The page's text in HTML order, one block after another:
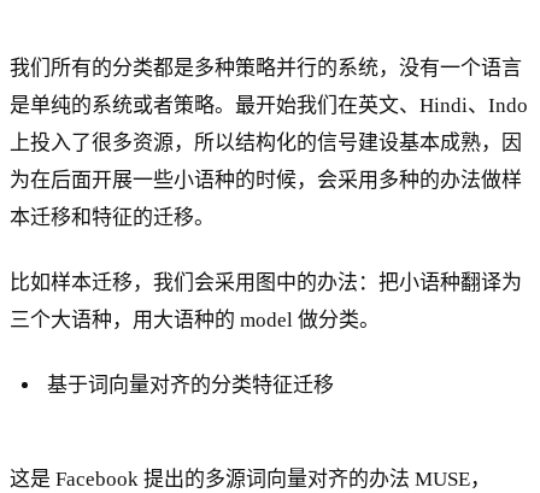
我们所有的分类都是多种策略并行的系统，没有一个语言
是单纯的系统或者策略。最开始我们在英文、Hindi、Indo
上投入了很多资源，所以结构化的信号建设基本成熟，因
为在后面开展一些小语种的时候，会采用多种的办法做样
本迁移和特征的迁移。
比如样本迁移，我们会采用图中的办法：把小语种翻译为
三个大语种，用大语种的 model 做分类。
基于词向量对齐的分类特征迁移
这是 Facebook 提出的多源词向量对齐的办法 MUSE，